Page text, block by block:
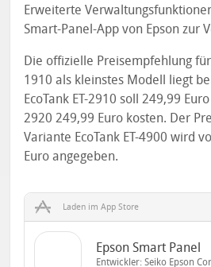
Erweiterte
Smart-Panel-App von Epson zur
Die offizielle Preisempfehlung für
1910 als kleinstes Modell liegt
EcoTank ET-2910 soll 249,99
2920 249,99 Euro kosten. Der
Variante EcoTank ET-4900 wird
Euro angegeben.
Laden im App Store
Epson Smart Panel
Entwickler:Seiko Epson